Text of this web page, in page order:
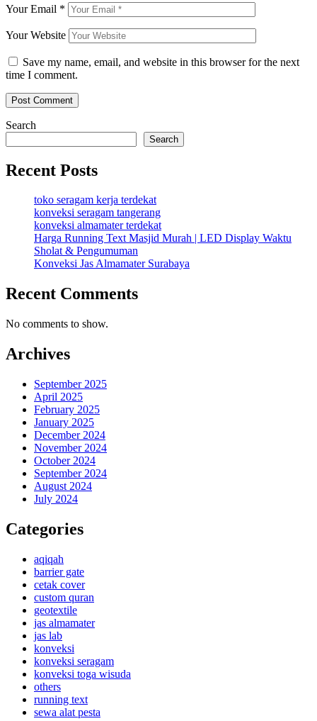
Your Email *
Your Website
Save my name, email, and website in this browser for the next
time I comment.
Search
Search
Recent Posts
toko seragam kerja terdekat
konveksi seragam tangerang
konveksi almamater terdekat
Harga Running Text Masjid Murah | LED Display Waktu
Sholat & Pengumuman
Konveksi Jas Almamater Surabaya
Recent Comments
No comments to show.
Archives
September 2025
April 2025
February 2025
January 2025
December 2024
November 2024
October 2024
September 2024
August 2024
July 2024
Categories
aqiqah
barrier gate
cetak cover
custom quran
geotextile
jas almamater
jas lab
konveksi
konveksi seragam
konveksi toga wisuda
others
running text
sewa alat pesta